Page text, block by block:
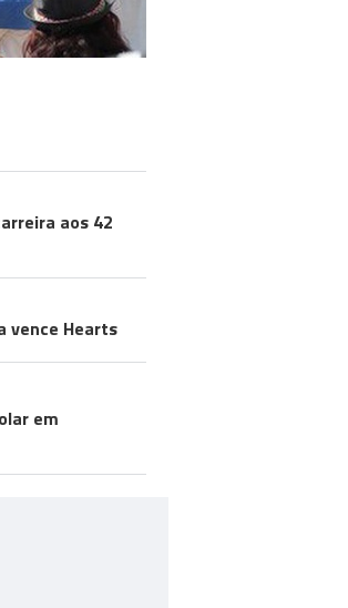
aos 42
vence Hearts
em